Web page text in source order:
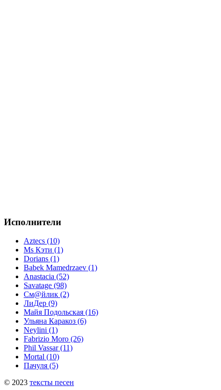
Исполнители
Aztecs (10)
Ms Кэти (1)
Dorians (1)
Babek Mamedrzaev (1)
Anastacia (52)
Savatage (98)
См@йлик (2)
ЛиДер (9)
Майя Подольская (16)
Ульяна Каракоз (6)
Neylini (1)
Fabrizio Moro (26)
Phil Vassar (11)
Mortal (10)
Пачуля (5)
© 2023 тексты песен